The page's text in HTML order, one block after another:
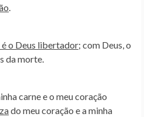
.
é o Deus libertador; com Deus, o
da morte.
carne e o meu coração
do meu coração e a minha